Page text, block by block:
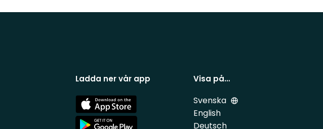
Ladda ner vår app
App
Store
App
Visa på…
Svenska
English
Deutsch